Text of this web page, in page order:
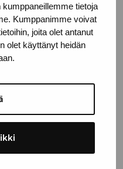
tietoja
Kumppanimme voivat
joita olet antanut
olet käyttänyt heidän